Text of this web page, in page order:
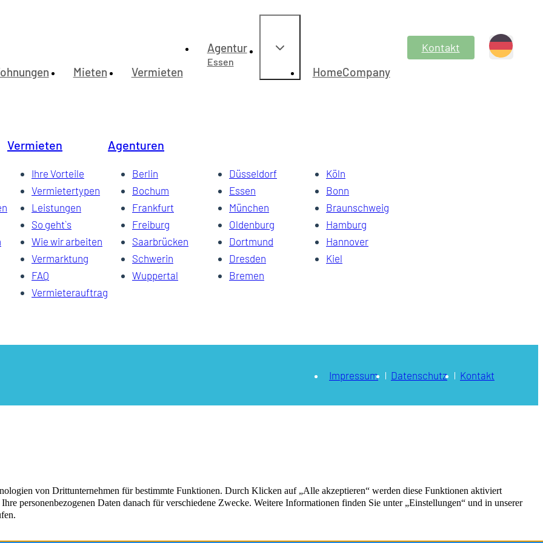
Mieten Vermieten
Agentur
Essen
HomeCompany
Kontakt
S-Bahn und Supermarkt in Laufnähe
access.
Internetzugang vorhanden
ruhiger grüner Umgebung, Nähe Zollverein.
auf der Etage, Internetzugang
in Rüttenscheid
500 Mbit-Internetzugang möglich, im attraktiven Rüttenscheid gelegen.
Vermieten
Ihre Vorteile
Vermietertypen
Leistungen
So geht`s
Wie wir arbeiten
Vermarktung
FAQ
Vermieterauftrag
Agenturen
Berlin Düsseldorf
Köln
Bochum
Essen
Bonn
Frankfurt
München
Braunschweig
Freiburg
Oldenburg
Hamburg
Saarbrücken
Dortmund
Hannover
Schwerin
Dresden
Kiel
Wuppertal
Bremen
Impressum Datenschutz Kontakt